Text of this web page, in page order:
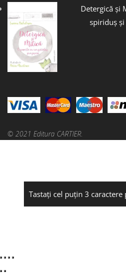
Detergică și
spiriduș
© 2021 Editura CARTIER.